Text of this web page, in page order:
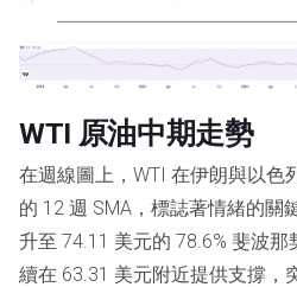
WTI 原油中期走勢
在週線圖上，WTI 在伊朗與以色
的 12 週 SMA，標誌著情緒的關
升至 74.11 美元的 78.6% 斐波
續在 63.31 美元附近提供支撐，